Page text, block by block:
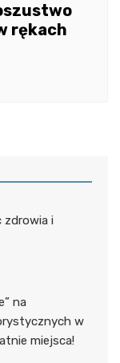
rękach
zdrowia i
na
w
miejsca!